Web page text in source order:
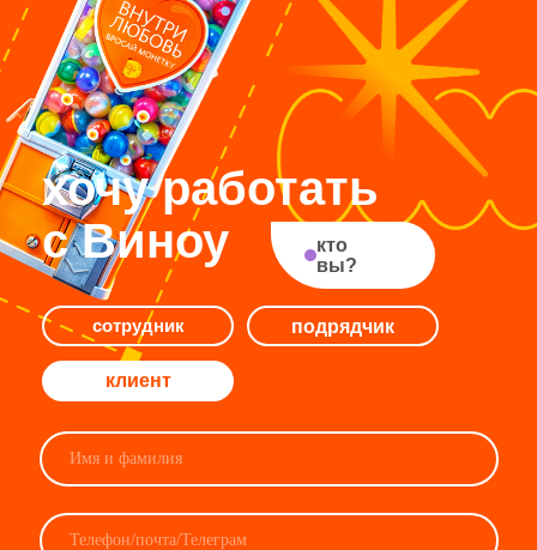
чекнуть,
как
у нас
дела
наши соцсети
ООО «ВИНОУ»
ИНН 9 706 009 308
ОГРН: 1 207 700 372 330
Юридический адрес: 105 120, г. Москва, вн.тер.г.
Сыромятническая, д. 10, стр. 9